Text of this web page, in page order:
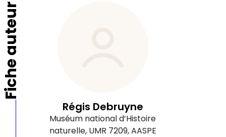
Fiche auteur
Régis Debruyne
Muséum national d’Histoire
naturelle, UMR 7209, AASPE